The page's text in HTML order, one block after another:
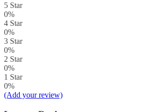
5 Star
0%
4 Star
0%
3 Star
0%
2 Star
0%
1 Star
0%
(Add your review)